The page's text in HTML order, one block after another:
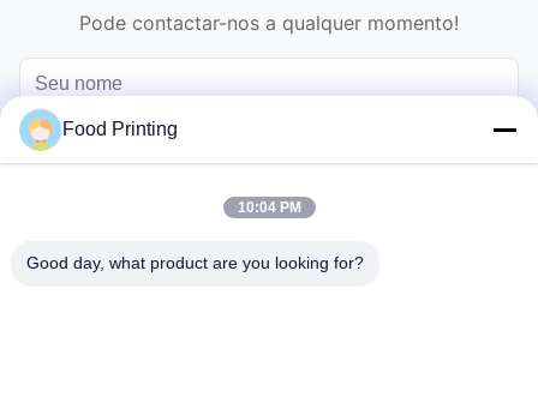
Pode contactar-nos a qualquer momento!
Food Printing
10:04 PM
Good day, what product are you looking for?